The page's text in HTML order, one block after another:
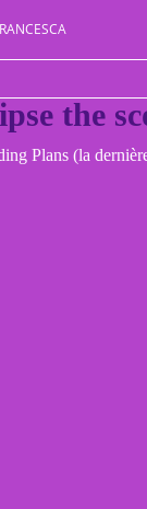
the
Plans (la